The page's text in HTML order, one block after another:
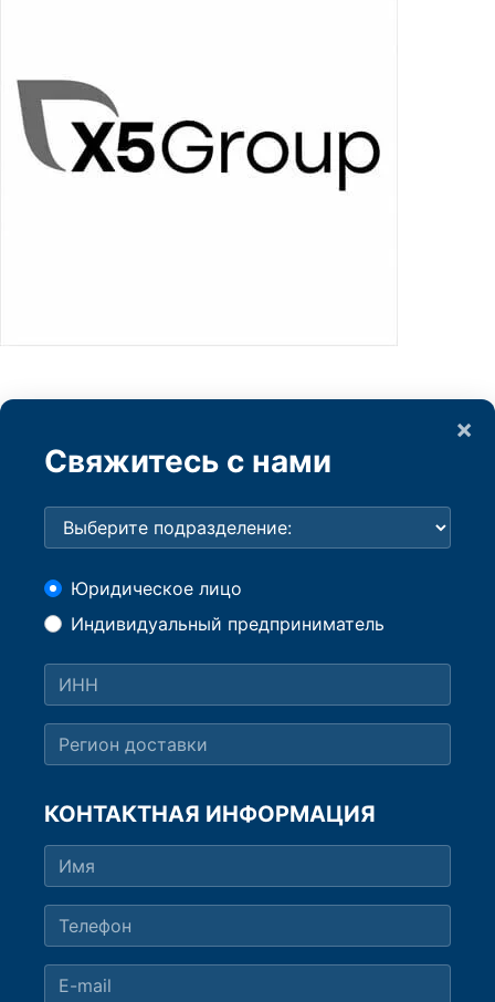
×
Свяжитесь с нами
Юридическое лицо
Индивидуальный предприниматель
КОНТАКТНАЯ ИНФОРМАЦИЯ